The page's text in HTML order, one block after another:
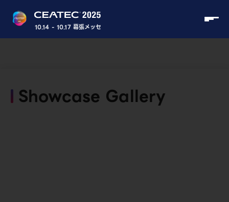
10.14 - 10.17 幕張メッセ
Showcase Gallery